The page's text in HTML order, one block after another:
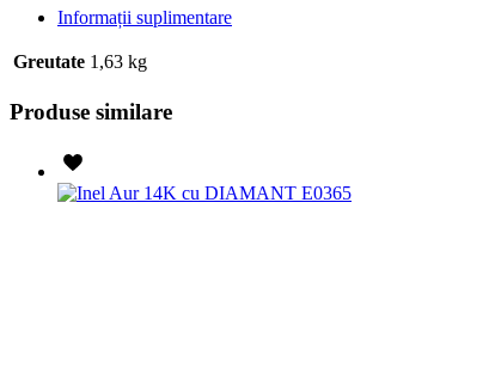
Informații suplimentare
Greutate 1,63 kg
Produse similare